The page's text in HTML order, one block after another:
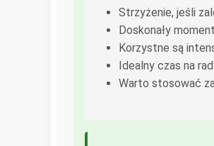
Strzyżenie, jeśli
Doskonały
Korzystne są
Idealny czas na
Warto stosować